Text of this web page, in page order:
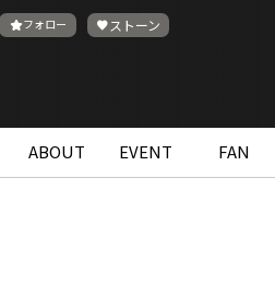
フォロー ストーン
ABOUT EVENT FAN